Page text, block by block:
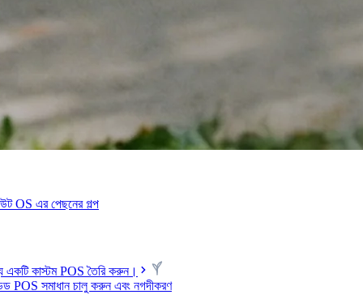
OS এর পেছনের গল্প
একটি কাস্টম POS তৈরি করুন।
POS সমাধান চালু করুন এবং নগদীকরণ